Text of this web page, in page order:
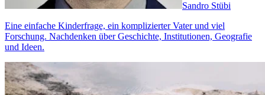
Sandro Stübi
Eine einfache Kinderfrage, ein komplizierter Vater und viel
Forschung. Nachdenken über Geschichte, Institutionen, Geografie
und Ideen.